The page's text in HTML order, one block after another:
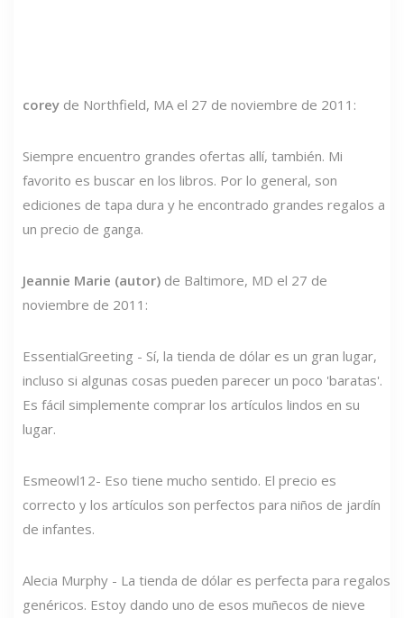
corey de Northfield, MA el 27 de noviembre de 2011:
Siempre encuentro grandes ofertas allí, también. Mi
favorito es buscar en los libros. Por lo general, son
ediciones de tapa dura y he encontrado grandes regalos a
un precio de ganga.
Jeannie Marie (autor) de Baltimore, MD el 27 de
noviembre de 2011:
EssentialGreeting - Sí, la tienda de dólar es un gran lugar,
incluso si algunas cosas pueden parecer un poco 'baratas'.
Es fácil simplemente comprar los artículos lindos en su
lugar.
Esmeowl12- Eso tiene mucho sentido. El precio es
correcto y los artículos son perfectos para niños de jardín
de infantes.
Alecia Murphy - La tienda de dólar es perfecta para regalos
genéricos. Estoy dando uno de esos muñecos de nieve